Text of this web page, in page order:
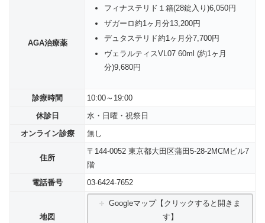
AGA治療薬
フィナステリド１箱(28錠入り)6,050円
ザガーロ約1ヶ月分13,200円
デュタステリド約1ヶ月分7,700円
ヴェラルティスVL07 60ml (約1ヶ月
分)9,680円
診療時間
10:00～19:00
休診日
水・日曜・祝祭日
オンライン診療
無し
住所
〒144-0052 東京都大田区蒲田5-28-2MCMビル7
階
電話番号
03-6424-7652
地図
Googleマップ【クリックすると開きま
す】